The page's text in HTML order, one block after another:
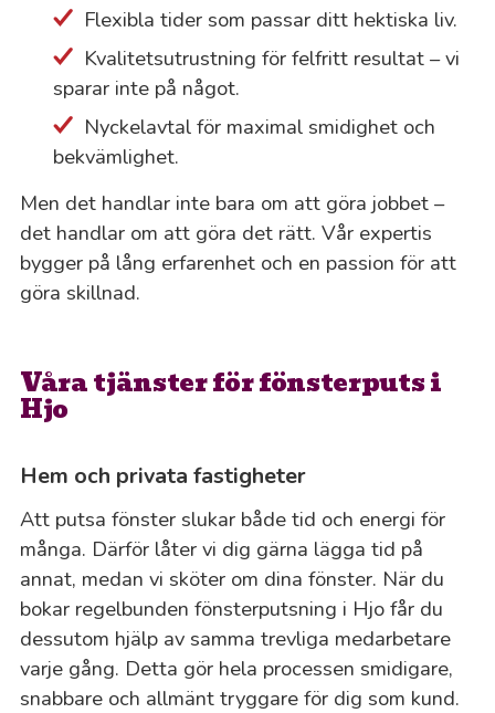
Flexibla tider som passar ditt hektiska liv.
Kvalitetsutrustning för felfritt resultat – vi
sparar inte på något.
Nyckelavtal för maximal smidighet och
bekvämlighet.
Men det handlar inte bara om att göra jobbet –
det handlar om att göra det rätt. Vår expertis
bygger på lång erfarenhet och en passion för att
göra skillnad.
Våra tjänster för fönsterputs i
Hjo
Hem och privata fastigheter
Att putsa fönster slukar både tid och energi för
många. Därför låter vi dig gärna lägga tid på
annat, medan vi sköter om dina fönster. När du
bokar regelbunden fönsterputsning i Hjo får du
dessutom hjälp av samma trevliga medarbetare
varje gång. Detta gör hela processen smidigare,
snabbare och allmänt tryggare för dig som kund.